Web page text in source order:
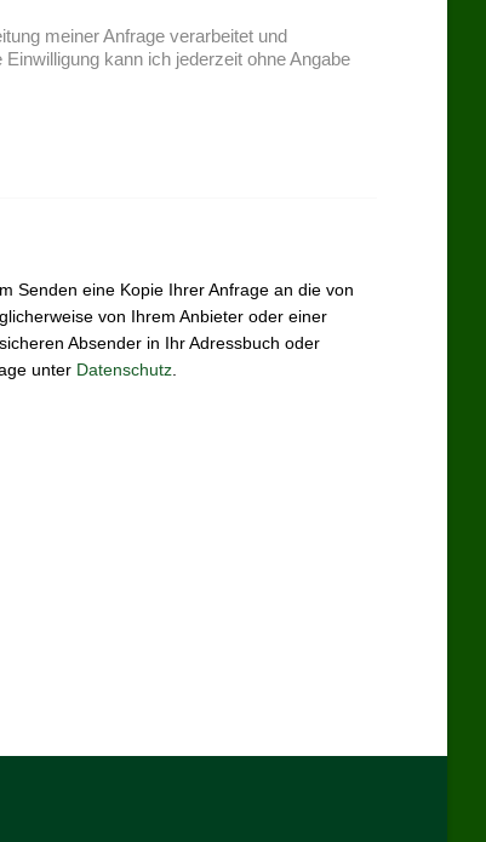
meiner Anfrage verarbeitet und
kann ich jederzeit ohne Angabe
Senden eine Kopie Ihrer Anfrage an die von
von Ihrem Anbieter oder einer
Absender in Ihr Adressbuch oder
unter Datenschutz.